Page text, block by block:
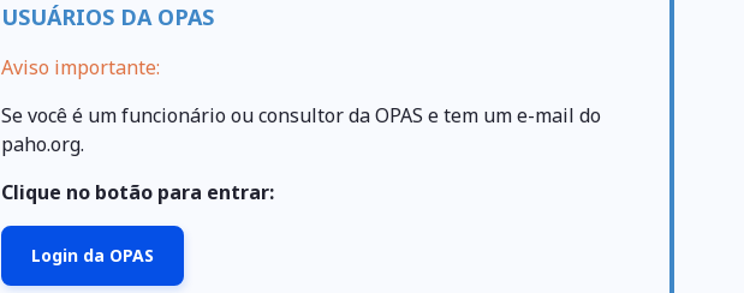
USUÁRIOS DA OPAS
Aviso importante:
Se você é um funcionário ou consultor da OPAS e tem um e-mail do
paho.org.
Clique no botão para entrar:
Login da OPAS